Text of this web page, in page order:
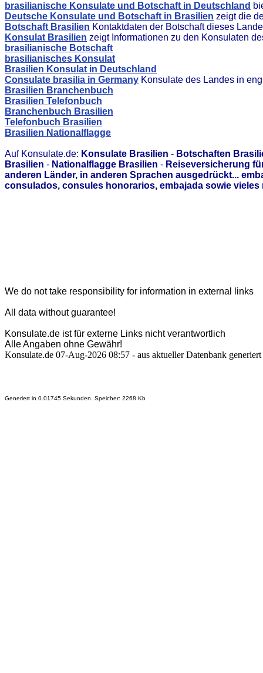
brasilianische Konsulate und Botschaft in Deutschland
Deutsche Konsulate und Botschaft in Brasilien zeigt die
Botschaft Brasilien Kontaktdaten der Botschaft dieses
Konsulat Brasilien zeigt Informationen zu den Konsulaten
brasilianische Botschaft
brasilianisches Konsulat
Brasilien Konsulat in Deutschland
Consulate brasilia in Germany Konsulate des Landes in
Brasilien Branchenbuch
Brasilien Telefonbuch
Branchenbuch Brasilien
Telefonbuch Brasilien
Brasilien Nationalflagge
Auf Konsulate.de: Konsulate Brasilien - Botschaften
Brasilien - Nationalflagge Brasilien - Reiseversicherung
anderen Länder, in anderen Sprachen ausgedrückt...
consulados, consules honorarios, embajada sowie vieles
We do not take responsibility for information in external links
All data without guarantee!
Konsulate.de ist für externe Links nicht verantwortlich
Alle Angaben ohne Gewähr!
Konsulate.de 07-Aug-2026 08:57 - aus aktueller Datenbank generiert
Generiert in 0.01745 Sekunden. Speicher: 2268 Kb